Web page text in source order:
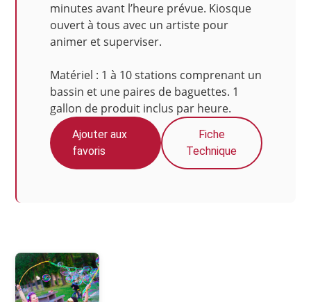
minutes avant l’heure prévue. Kiosque
ouvert à tous avec un artiste pour
animer et superviser.
​Matériel : 1 à 10 stations comprenant un
bassin et une paires de baguettes. 1
gallon de produit inclus par heure.
Ajouter aux
favoris
Fiche
Technique